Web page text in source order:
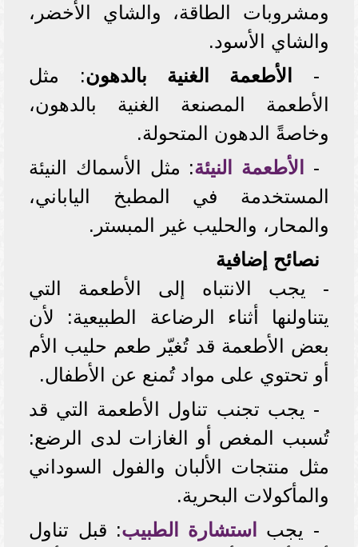
ومشروبات الطاقة، والشاي الأخضر،
والشاي الأسود.
-
الأطعمة الغنية بالدهون: مثل
الأطعمة المصنعة الغنية بالدهون،
وخاصةً الدهون المتحولة.
-
الأطعمة النيئة: مثل الأسماك النيئة
المستخدمة في المطبخ الياباني،
والمحار، والحليب غير المبستر.
نصائح إضافية
- يجب الانتباه إلى الأطعمة التي
يتناولنها أثناء الرضاعة الطبيعية: لأن
بعض الأطعمة قد تُغيّر طعم حليب الأم
أو تحتوي على مواد تُمنع عن الأطفال.
- يجب تجنب تناول الأطعمة التي قد
تُسبب المغص أو الغازات لدى الرضع:
مثل منتجات الألبان والفول السوداني
والمأكولات البحرية.
- يجب
استشارة الطبيب: قبل تناول